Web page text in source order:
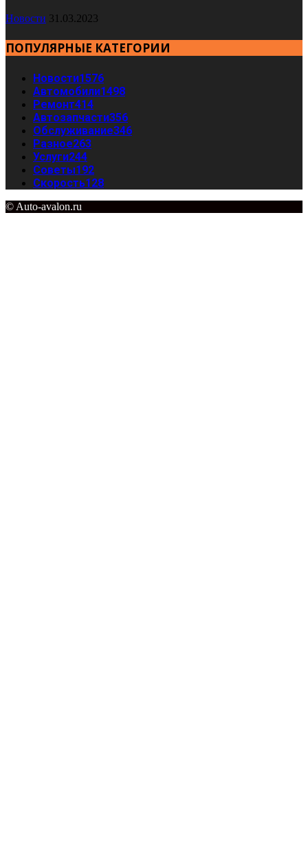
Новости 31.03.2023
ПОПУЛЯРНЫЕ КАТЕГОРИИ
Новости1576
Автомобили1498
Ремонт414
Автозапчасти356
Обслуживание346
Разное263
Услуги244
Советы192
Скорость128
© Auto-avalon.ru